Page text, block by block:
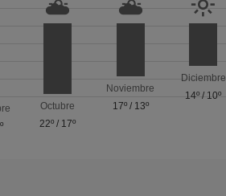
Octubre
22º / 17º
Noviembre
17º/ 13º
Diciembre
14º / 10º